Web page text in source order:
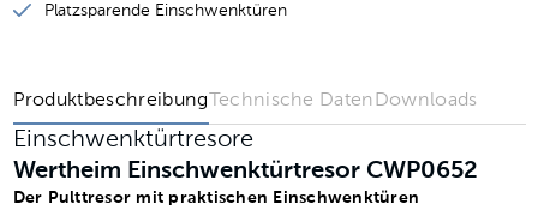
Platzsparende Einschwenktüren
ProduktbeschreibungTechnische Daten Downloads
Einschwenktürtresore
Wertheim Einschwenktürtresor CWP0652
Der Pulttresor mit praktischen Einschwenktüren